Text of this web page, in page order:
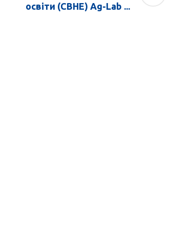
освіти (CBHE) Ag-Lab ...